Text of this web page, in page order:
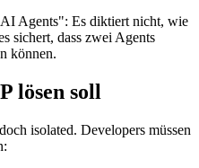
Agents": Es diktiert nicht, wie
sichert, dass zwei Agents
können.
lösen soll
isolated. Developers müssen